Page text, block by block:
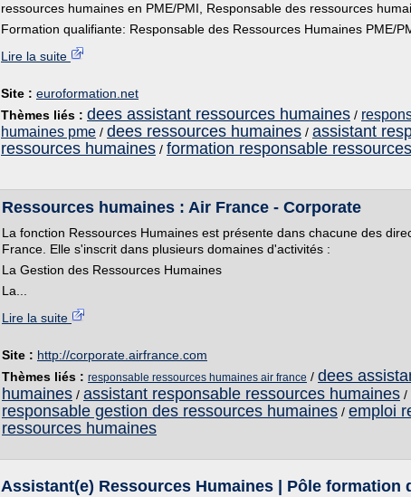
ressources humaines en PME/PMI, Responsable des ressources
Formation qualifiante: Responsable des Ressources Humaines PME/
Lire la suite
Site : euroformation.net
Thèmes liés : dees assistant ressources humaines /
humaines pme / dees ressources humaines / assistant
ressources humaines / formation responsable
Ressources humaines : Air France - Corporate
La fonction Ressources Humaines est présente dans chacune des
France. Elle s'inscrit dans plusieurs domaines d'activités :
La Gestion des Ressources Humaines
La...
Lire la suite
Site : http://corporate.airfrance.com
Thèmes liés : responsable ressources humaines air france / dees
humaines / assistant responsable ressources humaines /
responsable gestion des ressources humaines / emploi
ressources humaines
Assistant(e) Ressources Humaines | Pôle formation